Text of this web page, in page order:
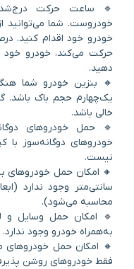
🔹 ساعت حرکت
خودرو خود اقدام کنید.
حرکت می‌کند، خودرو خود
دهید.
🔸 بنزین خودرو شما
یک‌چهارم حجم باک باشد.
خالی باشد.
🔹 حمل خودروهای
خودروهای دوگانه‌سوز با
نیست.
سانتی‌متر وجود ندارد
محاسبه می‌شود).
🔹 امکان حمل وسایل و
به‌همراه خودرو وجود ندارد.
🔸 امکان حمل خودروهای
فقط خودروهای روشن